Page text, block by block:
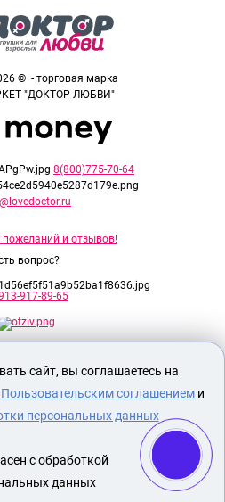
© - торговая марка
"ДОКТОР ЛЮБВИ"
8(800)775-70-64
и отзывов!
вопрос?
917-89-65
для лиц старше 18 лет!
соответствия.
И ДОСТАВКА
ИГРУШКИ
сайт, вы соглашаетесь на
Пользовательским соглашениеми
персональных данных
с обработкой
данных